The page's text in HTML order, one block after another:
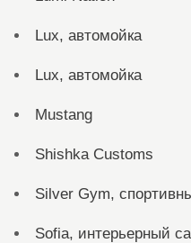
Lux, автомойка
Lux, автомойка
Mustang
Shishka Customs
Silver Gym,
Sofia, интерьерный